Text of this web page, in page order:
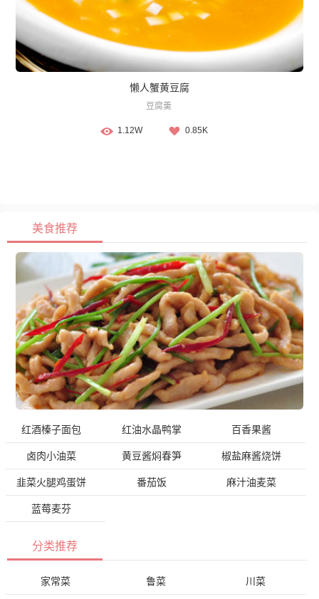
懒人蟹黄豆腐
豆腐羹
1.12W 0.85K
美食推荐
红酒榛子面包 红油水晶鸭掌 百香果酱
卤肉小油菜 黄豆酱焖春笋 椒盐麻酱烧饼
韭菜火腿鸡蛋饼 番茄饭 麻汁油麦菜
蓝莓麦芬
分类推荐
家常菜 鲁菜 川菜